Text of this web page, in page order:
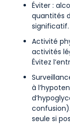
Éviter :
quantités
significatif.
Activité
activités
Évitez
à
seule si